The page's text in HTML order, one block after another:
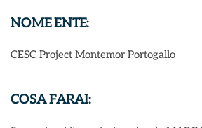
NOME ENTE:
CESC Project Montemor Portogallo
COSA FARAI: